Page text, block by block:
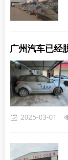
2025-03-01